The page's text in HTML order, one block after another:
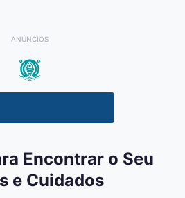
ANÚNCIOS
Encontrar o Seu
e Cuidados